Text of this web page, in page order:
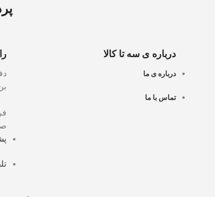
درباره ی سه تا کالا
درباره ی ما
تماس با ما